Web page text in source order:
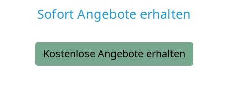
Sofort Angebote erhalten
Kostenlose Angebote erhalten